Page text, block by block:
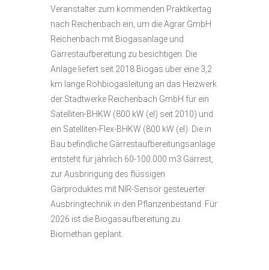
Veranstalter zum kommenden Praktikertag
nach Reichenbach ein, um die Agrar GmbH
Reichenbach mit Biogasanlage und
Gärrestaufbereitung zu besichtigen. Die
Anlage liefert seit 2018 Biogas über eine 3,2
km lange Rohbiogasleitung an das Heizwerk
der Stadtwerke Reichenbach GmbH für ein
Satelliten-BHKW (800 kW (el) seit 2010) und
ein Satelliten-Flex-BHKW (800 kW (el). Die in
Bau befindliche Gärrestaufbereitungsanlage
entsteht für jährlich 60-100.000 m3 Gärrest,
zur Ausbringung des flüssigen
Gärproduktes mit NIR-Sensor gesteuerter
Ausbringtechnik in den Pflanzenbestand. Für
2026 ist die Biogasaufbereitung zu
Biomethan geplant.